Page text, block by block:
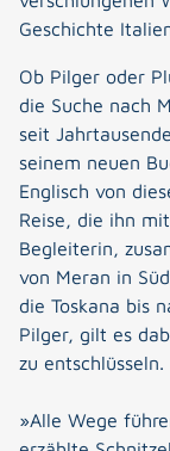
Geschichte
Ob Pilger oder
die Suche nach
seit
seinem neuen
Englisch von
Reise, die ihn
Begleiterin,
von Meran in
die Toskana bis
Pilger, gilt es
zu entschlüsseln.
»Alle Wege